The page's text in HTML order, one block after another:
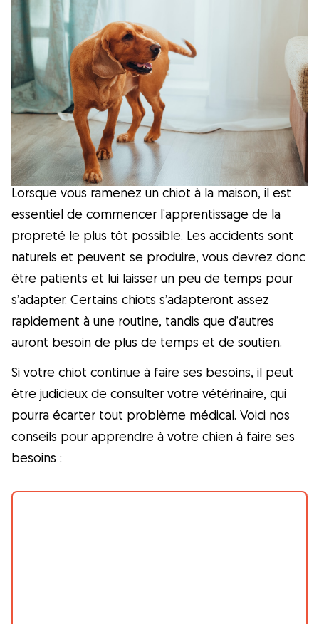
Hygiène
Astuces
Races de chiens
Trouver un dog sitter
Qu'est-ce que
Gudog ?
Gudog est la manière la plus facile de
trouver et réserver le dog-sitter parfait.
Des milliers de dog sitters de confiance
sont prêts à s'occuper de votre chien
comme d'un membre de la famille ! Toutes
couverture vétérinaire et d'une annulation
gratuite.
Découvrez Gudog
Lorsque vous ramenez un chiot à la maison, il est
essentiel de commencer l’apprentissage de la
propreté le plus tôt possible. Les accidents sont
naturels et peuvent se produire, vous devrez donc
être patients et lui laisser un peu de temps pour
s’adapter. Certains chiots s’adapteront assez
rapidement à une routine, tandis que d’autres
auront besoin de plus de temps et de soutien.
Si votre chiot continue à faire ses besoins, il peut
être judicieux de consulter votre vétérinaire, qui
pourra écarter tout problème médical. Voici nos
conseils pour apprendre à votre chien à faire ses
besoins :